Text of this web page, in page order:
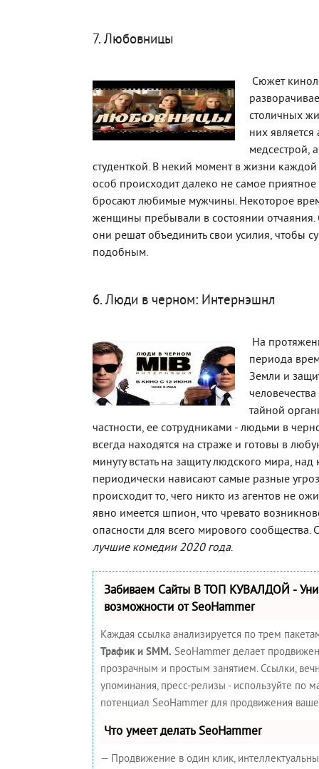
7. Любовницы
Сюжет
столичных
них является
медсестрой,
студенткой. В некий момент в жизни
особ происходит далеко не самое
бросают любимые мужчины. Некоторое
женщины пребывали в состоянии отчаяния.
они решат объединить свои усилия, чтобы
подобным.
6. Люди в черном: Интернэшнл
На
периода
Земли и
тайной
частности, ее сотрудниками - людьми в
всегда находятся на страже и готовы в
минуту встать на защиту людского мира,
периодически нависают самые разные
происходит то, чего никто из агентов не
явно имеется шпион, что чревато
опасности для всего мирового сообщества.
лучшие комедии 2020 года.
Забиваем Сайты В ТОП КУВАЛДОЙ -
возможности от SeoHammer
Каждая ссылка анализируется по трем
Трафик и SMM. SeoHammer делает
прозрачным и простым занятием. Ссылки,
упоминания, пресс-релизы - используйте по
потенциал SeoHammer для продвижения
Что умеет делать SeoHammer
— Продвижение в один клик,